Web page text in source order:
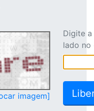
imagem]
Digite
lado no